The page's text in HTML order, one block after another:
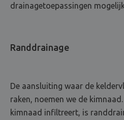
drainagetoepassingen
Randdrainage
De aansluiting waar de
raken, noemen we de
kimnaad infiltreert, is